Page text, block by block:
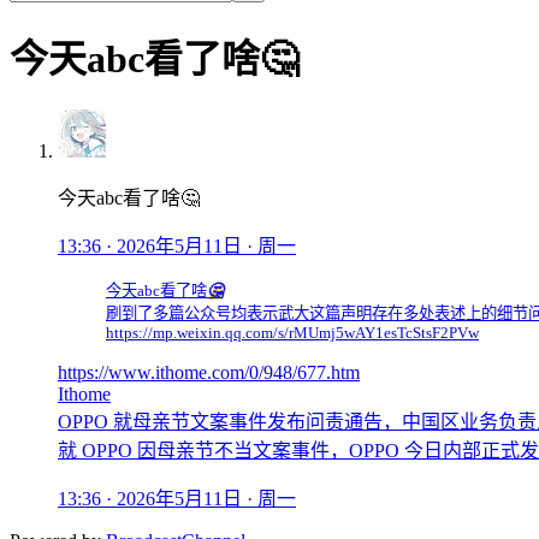
今天abc看了啥🤔
今天abc看了啥🤔
13:36 · 2026年5月11日 · 周一
今天abc看了啥🤔
刷到了多篇公众号均表示武大这篇声明存在多处表述上的细节
https://mp.weixin.qq.com/s/rMUmj5wAY1esTcStsF2PVw
https://www.ithome.com/0/948/677.htm
Ithome
OPPO 就母亲节文案事件发布问责通告，中国区业务负
就 OPPO 因母亲节不当文案事件，OPPO 今日内部正式
13:36 · 2026年5月11日 · 周一